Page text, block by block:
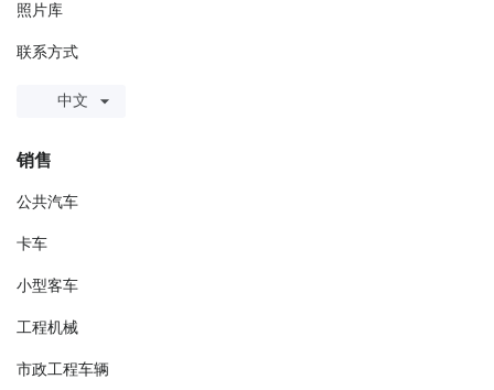
照片库
联系方式
中文
销售
公共汽车
卡车
小型客车
工程机械
市政工程车辆